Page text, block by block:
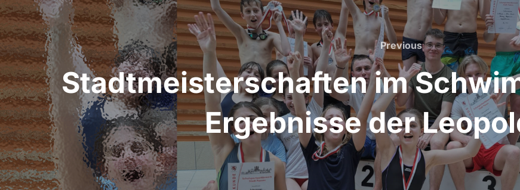
Previous
Previous
Stadtmeisterschaften im
Ergebnisse der